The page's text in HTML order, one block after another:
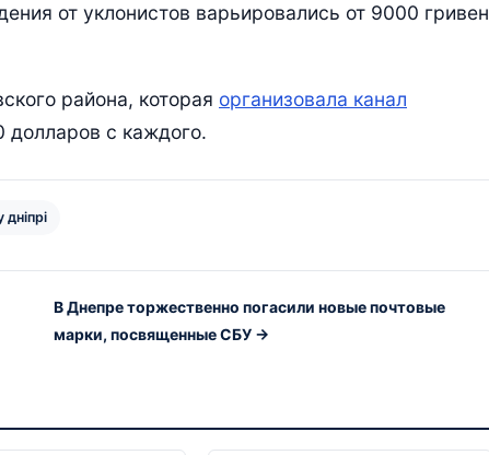
от уклонистов варьировались от 9000 гривен
района, которая организовала канал
долларов с каждого.
В Днепре торжественно погасили новые почтовые
марки, посвященные СБУ →